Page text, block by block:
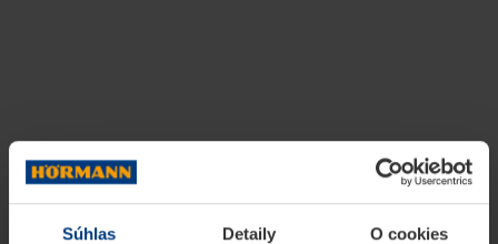
Súhlas Detaily O cookies